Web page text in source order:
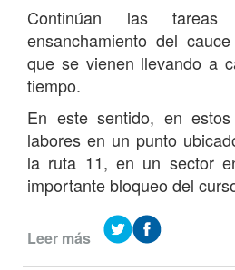
Continúan las
ensanchamiento del
que se vienen llevando a
tiempo.
En este sentido, en
labores en un punto
la ruta 11, en un sector
importante bloqueo del
Leer más de